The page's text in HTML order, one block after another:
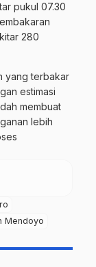
pukul 07.30
280
yang terbakar
estimasi
membuat
lebih
Mendoyo